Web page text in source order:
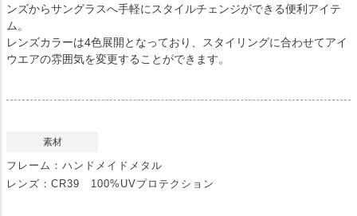
ンズからサングラスへ手軽にスタイルチェンジができる便利アイテ
ム。
レンズカラーは4色展開となっており、スタイリングに合わせてアイ
ウエアの雰囲気を変更することができます。
素材
フレーム：ハンドメイドメタル
レンズ：CR39 100%UVプロテクション